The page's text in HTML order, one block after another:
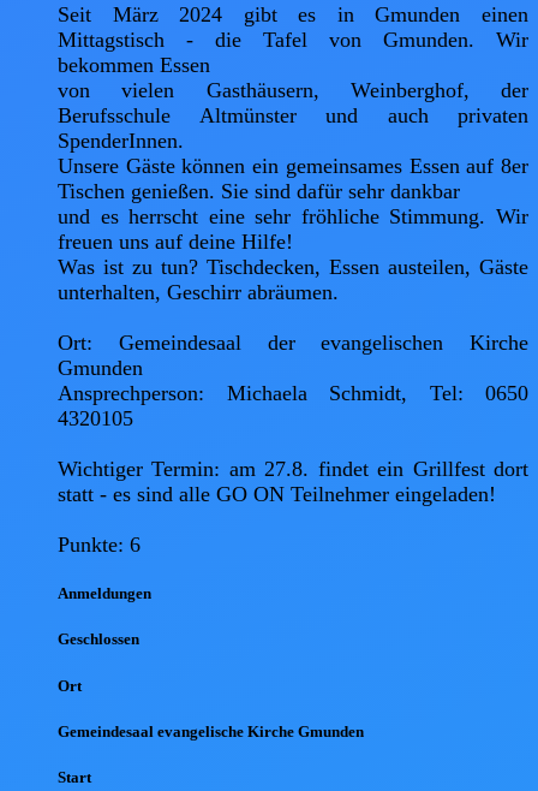
Seit März 2024 gibt es in Gmunden einen
Mittagstisch - die Tafel von Gmunden. Wir
bekommen Essen
von vielen Gasthäusern, Weinberghof, der
Berufsschule Altmünster und auch privaten
SpenderInnen.
Unsere Gäste können ein gemeinsames Essen auf 8er
Tischen genießen. Sie sind dafür sehr dankbar
und es herrscht eine sehr fröhliche Stimmung. Wir
freuen uns auf deine Hilfe!
Was ist zu tun? Tischdecken, Essen austeilen, Gäste
unterhalten, Geschirr abräumen.
Ort: Gemeindesaal der evangelischen Kirche
Gmunden
Ansprechperson: Michaela Schmidt, Tel: 0650
4320105
Wichtiger Termin: am 27.8. findet ein Grillfest dort
statt - es sind alle GO ON Teilnehmer eingeladen!
Punkte: 6
Anmeldungen
Geschlossen
Ort
Gemeindesaal evangelische Kirche Gmunden
Start